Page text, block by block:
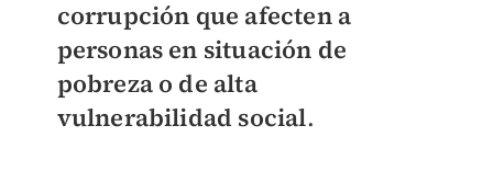
corrupción que afecten a
personas en situación de
pobreza o de alta
vulnerabilidad social.